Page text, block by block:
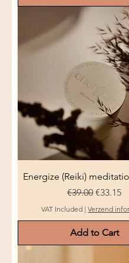
Energize (Reiki)
Regular Price
€39.00 Sale
€33.15
VAT Included | Verzend
Add to Cart